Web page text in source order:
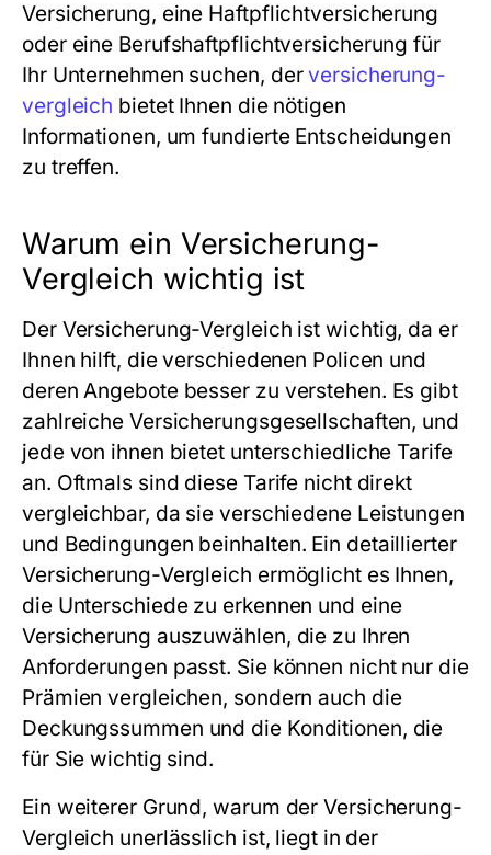
Versicherung, eine Haftpflichtversicherung
oder eine Berufshaftpflichtversicherung für
Ihr Unternehmen suchen, derversicherung-
vergleich bietet Ihnen die nötigen
Informationen, um fundierte Entscheidungen
zu treffen.
Warum ein Versicherung-
Vergleich wichtig ist
Der Versicherung-Vergleich ist wichtig, da er
Ihnen hilft, die verschiedenen Policen und
deren Angebote besser zu verstehen. Es gibt
zahlreiche Versicherungsgesellschaften, und
jede von ihnen bietet unterschiedliche Tarife
an. Oftmals sind diese Tarife nicht direkt
vergleichbar, da sie verschiedene Leistungen
und Bedingungen beinhalten. Ein detaillierter
Versicherung-Vergleich ermöglicht es Ihnen,
die Unterschiede zu erkennen und eine
Versicherung auszuwählen, die zu Ihren
Anforderungen passt. Sie können nicht nur die
Prämien vergleichen, sondern auch die
Deckungssummen und die Konditionen, die
für Sie wichtig sind.
Ein weiterer Grund, warum derVersicherung-
Vergleich unerlässlich ist, liegt in der